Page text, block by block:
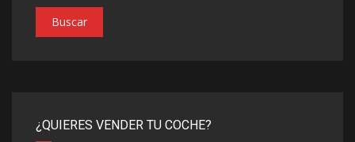
Buscar
¿QUIERES VENDER TU COCHE?